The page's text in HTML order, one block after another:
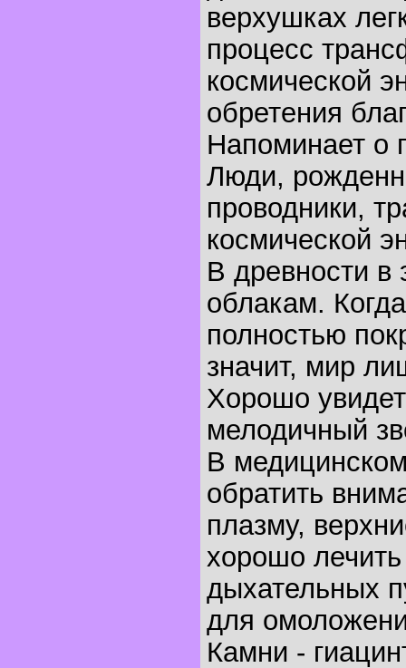
верхушках
процесс
космической
обретения
Напоминает о
Люди,
проводники,
космической
В древности в
облакам.
полностью
значит, мир
Хорошо
мелодичный
В
обратить
плазму,
хорошо
дыхательных
для
Камни -